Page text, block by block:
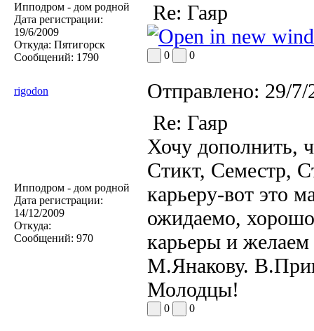
Ипподром - дом родной
Дата регистрации:
19/6/2009
Откуда: Пятигорск
Сообщений: 1790
Re: Гаяр
0 0
rigodon Отправлено: 29/
Ипподром - дом родной
Дата регистрации:
14/12/2009
Откуда:
Сообщений: 970
Re: Гаяр
Хочу дополнить,
Стикт, Семестр,
карьеру-вот это
ожидаемо,
карьеры и
М.Янакову.
Молодцы!
0 0